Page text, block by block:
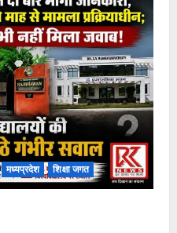
मध्यप्रदेश शिक्षा जगत